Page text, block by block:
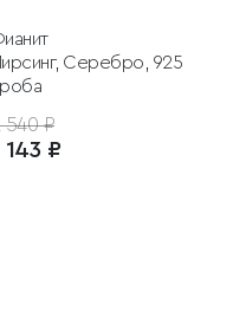
Серебро, 925
540 ₽
143 ₽